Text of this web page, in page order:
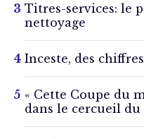
Titres-services: le
nettoyage
Inceste, des
« Cette Coupe du
dans le cercueil du